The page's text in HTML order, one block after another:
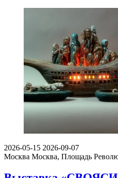
2026-05-15 2026-09-07
Москва Москва, Площадь